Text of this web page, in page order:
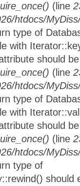
(line
htdocs/
type of
with
should
(line
htdocs/
type of
with
should
(line
htdocs/
type of
should